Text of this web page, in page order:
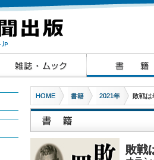
HOME 書籍 2021年 敗戦は
敗戦